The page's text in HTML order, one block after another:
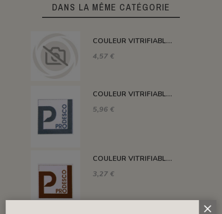
DANS LA MÊME CATÉGORIE
COULEUR VITRIFIABLE DÉCOR SANS PLOMB JAUNE VA105
4,57 €
COULEUR VITRIFIABLE DÉCOR SANS PLOMB GRIS VA116
5,96 €
COULEUR VITRIFIABLE DÉCOR SANS PLOMB CHOCOLAT VA109
3,27 €